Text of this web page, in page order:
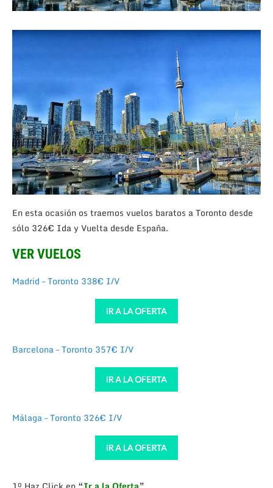
En esta ocasión os traemos vuelos baratos a Toronto desde
sólo 326€ Ida y Vuelta desde España.
VER VUELOS
Madrid – Toronto 338€ I/V
Barcelona – Toronto 357€ I/V
Málaga – Toronto 326€ I/V